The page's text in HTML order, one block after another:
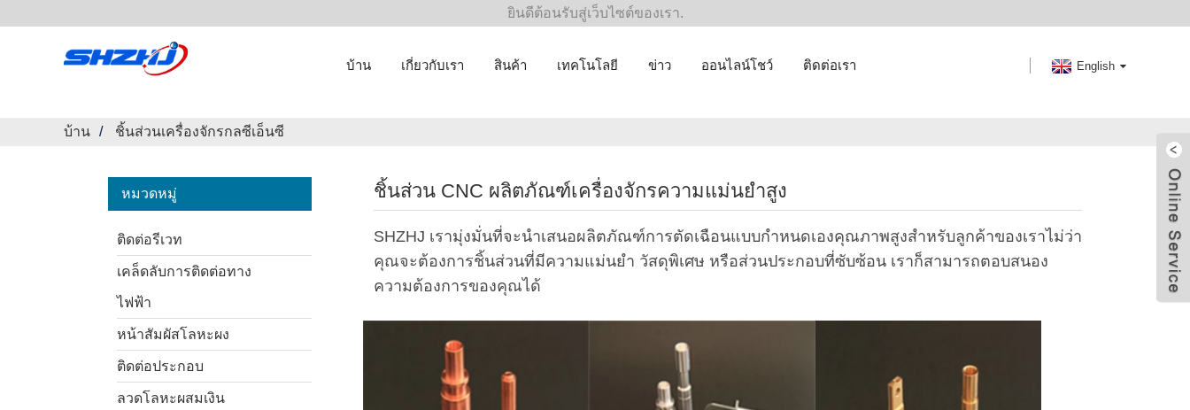
ยินดีต้อนรับสู่เว็บไซต์ของเรา.
บ้าน เกี่ยวกับเรา สินค้า เทคโนโลยี ข่าว ออนไลน์โชว์ ติดต่อเรา English
บ้าน ชิ้นส่วนเครื่องจักรกลซีเอ็นซี
หมวดหมู่
ติดต่อรีเวท
เคล็ดลับการติดต่อทาง
ไฟฟ้า
หน้าสัมผัสโลหะผง
ติดต่อประกอบ
ลวดโลหะผสมเงิน
ชิ้นส่วน CNC ผลิตภัณฑ์เครื่องจักรความแม่นยำสูง
SHZHJ เรามุ่งมั่นที่จะนำเสนอผลิตภัณฑ์การตัดเฉือนแบบกำหนดเองคุณภาพสูงสำหรับลูกค้าของเราไม่ว่า
คุณจะต้องการชิ้นส่วนที่มีความแม่นยำ วัสดุพิเศษ หรือส่วนประกอบที่ซับซ้อน เราก็สามารถตอบสนอง
ความต้องการของคุณได้